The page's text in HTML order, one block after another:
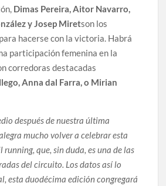
Dimas Pereira, Aitor Navarro,
y Josep Miretson los
hacerse con la victoria. Habrá
participación femenina en la
corredoras destacadas
Anna dal Farra, o Mirian
después de nuestra última
mucho volver a celebrar esta
que, sin duda, es una de las
del circuito. Los datos así lo
esta duodécima edición congregará